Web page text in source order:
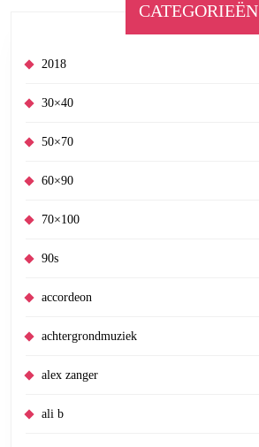
CATEGORIEËN
2018
30×40
50×70
60×90
70×100
90s
accordeon
achtergrondmuziek
alex zanger
ali b